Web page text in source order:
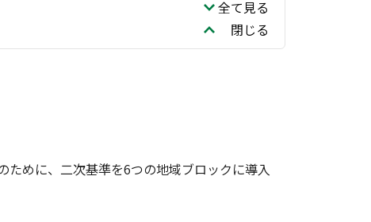
全て見る
閉じる
ために、二次基準を6つの地域ブロックに導入